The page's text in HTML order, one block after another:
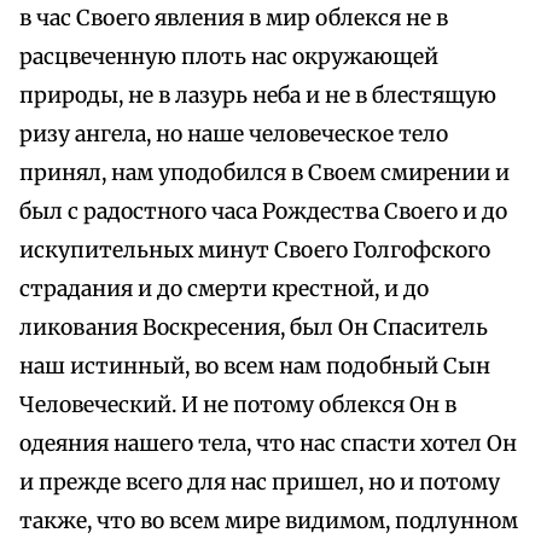
в час Своего явления в мир облекся не в
расцвеченную плоть нас окружающей
природы, не в лазурь неба и не в блестящую
ризу ангела, но наше человеческое тело
принял, нам уподобился в Своем смирении и
был с радостного часа Рождества Своего и до
искупительных минут Своего Голгофского
страдания и до смерти крестной, и до
ликования Воскресения, был Он Спаситель
наш истинный, во всем нам подобный Сын
Человеческий. И не потому облекся Он в
одеяния нашего тела, что нас спасти хотел Он
и прежде всего для нас пришел, но и потому
также, что во всем мире видимом, подлунном